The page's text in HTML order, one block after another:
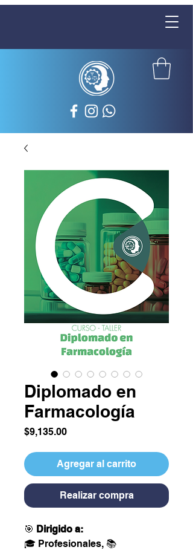
Diplomado en
Farmacología
$9,135.00Precio
Agregar al carrito
Realizar compra
🎯 Dirigido a:
🎓 Profesionales, 📚